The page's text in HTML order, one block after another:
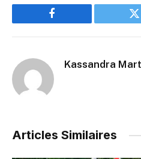
Facebook
Kassandra
Articles Similaires